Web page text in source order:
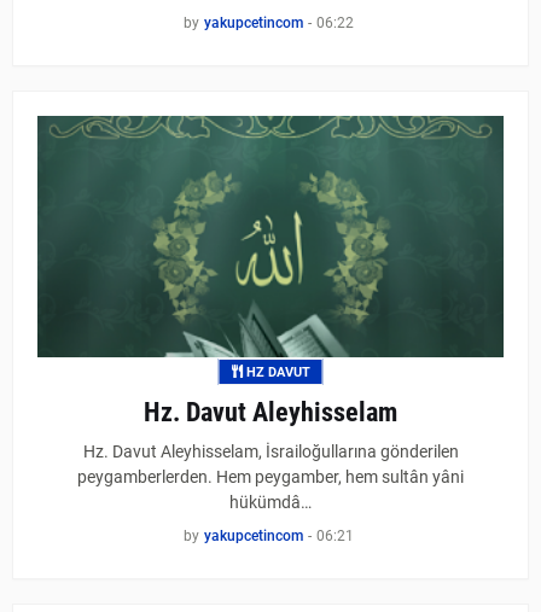
by yakupcetincom - 06:22
HZ DAVUT
Hz. Davut Aleyhisselam
Hz. Davut Aleyhisselam, İsrailoğullarına gönderilen
peygamberlerden. Hem peygamber, hem sultân yâni
hükümdâ…
by yakupcetincom - 06:21